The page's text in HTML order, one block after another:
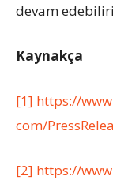
devam
Kaynakça
[1] https://
com/
[2] https://